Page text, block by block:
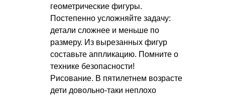
геометрические фигуры.
Постепенно усложняйте задачу:
детали сложнее и меньше по
размеру. Из вырезанных фигур
составьте аппликацию. Помните о
технике безопасности!
Рисование. В пятилетнем возрасте
дети довольно-таки неплохо